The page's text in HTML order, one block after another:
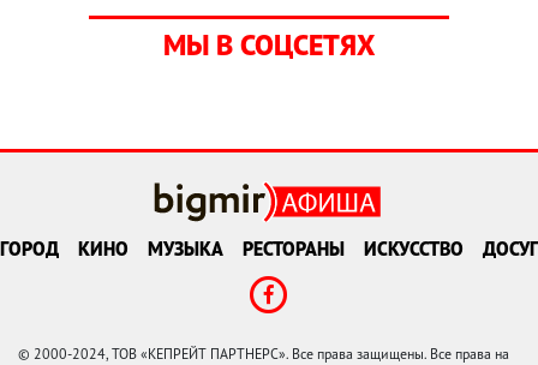
МЫ В СОЦСЕТЯХ
ГОРОД КИНО МУЗЫКА РЕСТОРАНЫ ИСКУССТВО ДОСУГ
© 2000-2024, ТОВ «КЕПРЕЙТ ПАРТНЕРС». Все права защищены. Все права на